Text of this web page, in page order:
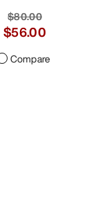
$80.00
$56.00
Compare